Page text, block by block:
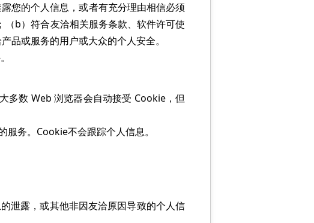
您的个人信息，或者有充分理由相信必须
b）符合友洽相关服务条款、软件许可使
品或服务的用户或大众的个人安全。
数 Web 浏览器会自动接受 Cookie，但
务。Cookie不会跟踪个人信息。
露，或其他非因友洽原因导致的个人信